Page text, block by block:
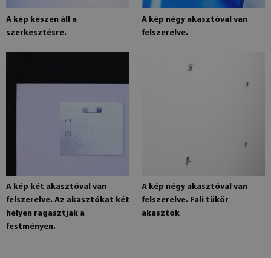
A kép készen áll a
szerkesztésre.
A kép négy akasztóval van
felszerelve.
A kép két akasztóval van
felszerelve. Az akasztókat két
helyen ragasztják a
festményen.
A kép négy akasztóval van
felszerelve. Fali tükör
akasztók